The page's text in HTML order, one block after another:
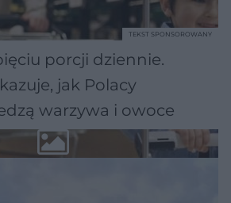
porcji dziennie.
jak Polacy
warzywa i owoce
TEKST SPONSOROWANY